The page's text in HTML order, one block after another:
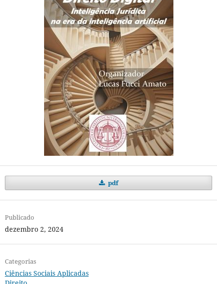
pdf
Publicado
dezembro 2, 2024
Categorias
Ciências Sociais Aplicadas